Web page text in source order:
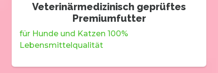
Veterinärmedizinisch geprüftes
Premiumfutter
für Hunde und Katzen 100%
Lebensmittelqualität